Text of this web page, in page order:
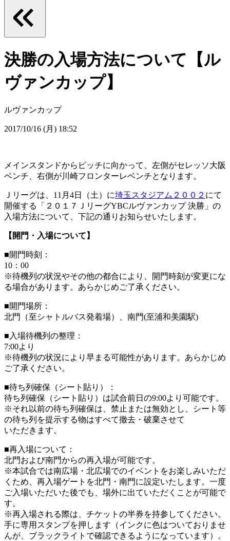
決勝の入場方法について【ル
ヴァンカップ】
ルヴァンカップ
2017/10/16 (月) 18:52
メインスタンドからピッチに向かって、左側がセレッソ大阪
ベンチ、右側が川崎フロンターレベンチとなります。
Ｊリーグは、11月4日（土）に埼玉スタジアム２００２ にて
開催する「２０１７ＪリーグYBCルヴァンカップ 決勝」の
入場方法について、下記の通りお知らせいたします。
【開門・入場について】
■開門時刻：
10：00
※待機列の状況やその他の都合により、開門時刻が変更にな
る場合があります。あらかじめご了承ください。
■開門場所：
北門（至シャトルバス発着場）、南門(至浦和美園駅)
■入場待機列の整理：
7:00より
※待機列の状況により早まる可能性があります。あらかじめ
ご了承ください。
■待ち列確保（シート貼り）：
待ち列確保（シート貼り）は試合前日の9:00より可能です。
※それ以前の待ち列確保は、禁止または無効とし、シート等
の待ち列を提示する物はすべて撤去・破棄させて
いただきます。
■再入場について：
北門および南門からの再入場が可能です。
※本試合では南広場・北広場でのイベントをお楽しみいただ
くため、再入場ゲートを北門・南門に設定いたします。一度
ご入場いただいた後でも、場外に出ていただくことが可能で
す。
※再入場される際は、チケットの半券を持参してください。
手に専用スタンプを押します（インクに色はついておりませ
んが、ブラックライトで確認できるようになっています）。